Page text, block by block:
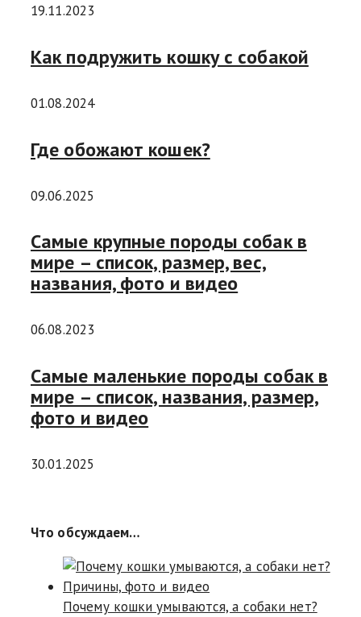
19.11.2023
Как подружить кошку с собакой
01.08.2024
Где обожают кошек?
09.06.2025
Самые крупные породы собак в
мире – список, размер, вес,
названия, фото и видео
06.08.2023
Самые маленькие породы собак в
мире – список, названия, размер,
фото и видео
30.01.2025
Что обсуждаем…
Почему кошки умываются, а собаки нет?